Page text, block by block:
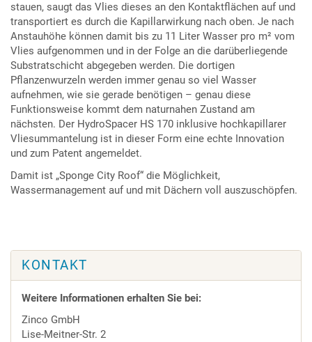
stauen, saugt das Vlies dieses an den Kontaktflächen auf und
transportiert es durch die Kapillarwirkung nach oben. Je nach
Anstauhöhe können damit bis zu 11 Liter Wasser pro m² vom
Vlies aufgenommen und in der Folge an die darüberliegende
Substratschicht abgegeben werden. Die dortigen
Pflanzenwurzeln werden immer genau so viel Wasser
aufnehmen, wie sie gerade benötigen – genau diese
Funktionsweise kommt dem naturnahen Zustand am
nächsten. Der HydroSpacer HS 170 inklusive hochkapillarer
Vliesummantelung ist in dieser Form eine echte Innovation
und zum Patent angemeldet.
Damit ist „Sponge City Roof“ die Möglichkeit,
Wassermanagement auf und mit Dächern voll auszuschöpfen.
KONTAKT
Weitere Informationen erhalten Sie bei:
Zinco GmbH
Lise-Meitner-Str. 2